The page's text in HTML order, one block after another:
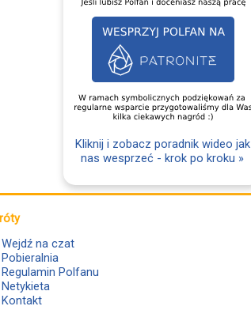
Kliknij i zobacz poradnik wideo jak
nas wesprzeć - krok po kroku »
Wejdź na czat
Pobieralnia
Regulamin Polfanu
Netykieta
Kontakt